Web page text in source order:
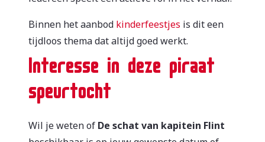
Binnen het aanbod kinderfeestjes is dit een
tijdloos thema dat altijd goed werkt.
Interesse in deze piraat
speurtocht
Wil je weten of De schat van kapitein Flint